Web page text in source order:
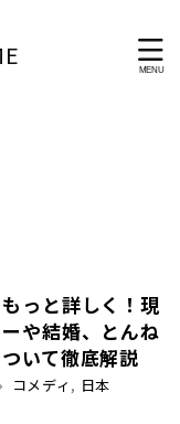
っと詳しく！現
や結婚、とんね
いて徹底解説
コメディ , 日本